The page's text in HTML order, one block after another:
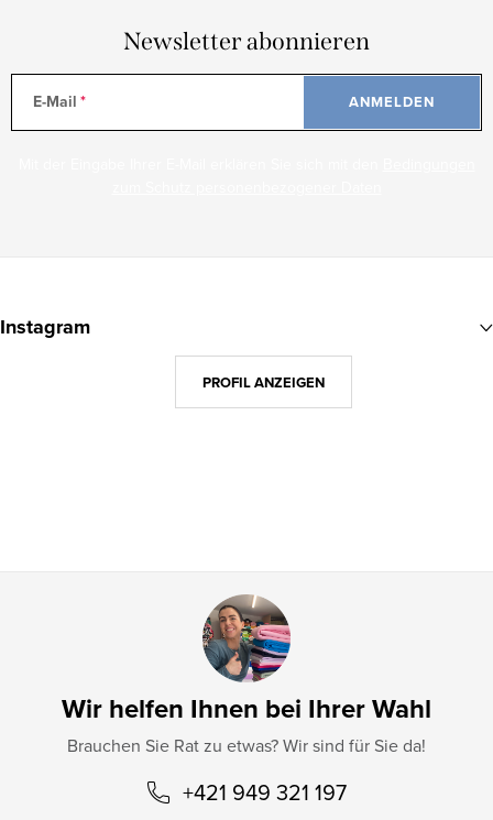
Newsletter abonnieren
E-Mail ANMELDEN
u
Wir helfen Ihnen bei Ihrer Wahl
Brauchen Sie Rat zu etwas? Wir sind für Sie da!
+421 949 321 197
Instagram
PROFIL ANZEIGEN